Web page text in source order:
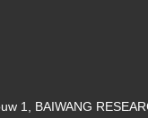
1, BAIWANG